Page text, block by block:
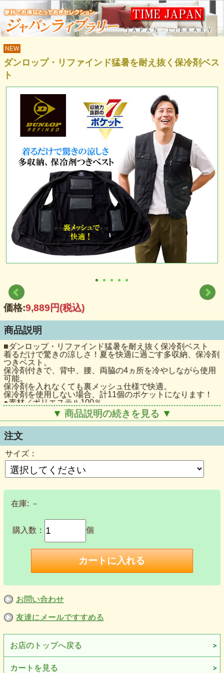
NEW
ダンロップ・リファインド猛暑を耐え抜く保冷剤ベス
ト
価格:9,889円(税込)
商品説明
■ダンロップ・リファインド猛暑を耐え抜く保冷剤ベスト
着るだけで驚きの涼しさ！夏を快適に過ごす多収納、保冷剤
つきベスト。
保冷剤付きで、背中、腰、両脇の4ヵ所を冷やしながら使用
可能。
保冷剤を入れなくても裏メッシュ仕様で快適。
保冷剤を使用しない場合、計11個のポケットになります！
●素材／ポリエステル100％
●仕様／胸ポケット×3・脇ポケット×4・保冷剤ポケット4個
●中国製
■備考
※掲載商品は撮影時の光源や画面表示の都合上、現品と多少
色合いが異なる場合もございますので予めご了承下さい。
■広告文責 株式会社ルイアンヌ
▼ 商品説明の続きを見る ▼
注文
サイズ：
在庫: －
購入数： 個
お問い合わせ
友達にメールですすめる
お店のトップへ戻る
カートを見る